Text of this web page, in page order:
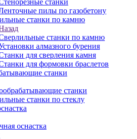
станки
пилы по газобетону
станки по камню
станки по камню
алмазного бурения
для сверления камня
для формовки браслетов
станки
станки
станки по стеклу
оснастка